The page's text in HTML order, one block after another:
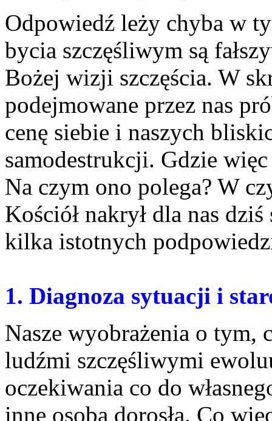
Odpowiedź leży chyba w
bycia szczęśliwym są
Bożej wizji szczęścia. W
podejmowane przez nas
cenę siebie i naszych
samodestrukcji. Gdzie
Na czym ono polega? W
Kościół nakrył dla nas
kilka istotnych
1. Diagnoza sytuacji i
Nasze wyobrażenia o tym,
ludźmi szczęśliwymi
oczekiwania co do
inne osoba dorosła. Co